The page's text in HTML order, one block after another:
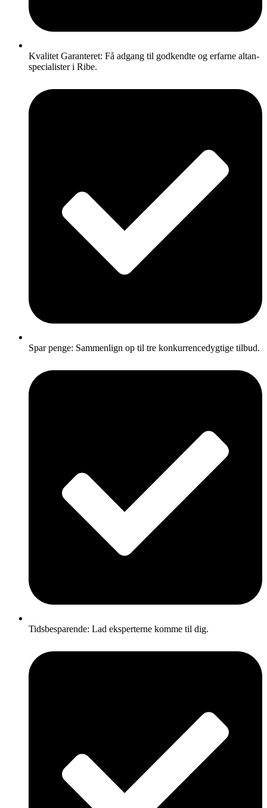
Kvalitet Garanteret: Få adgang til godkendte og erfarne altan-
specialister i Ribe.
Spar penge: Sammenlign op til tre konkurrencedygtige tilbud.
Tidsbesparende: Lad eksperterne komme til dig.